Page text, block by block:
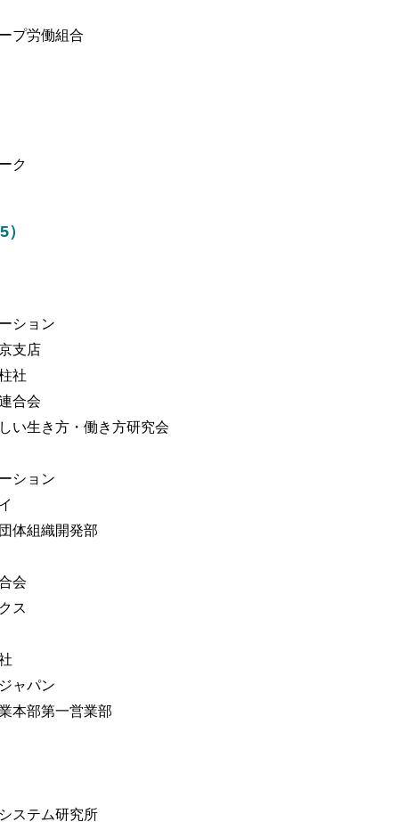
プ労働組合
ク
ション
支店
社
合会
い生き方・働き方研究会
ション
体組織開発部
会
ス
ャパン
本部第一営業部
ステム研究所